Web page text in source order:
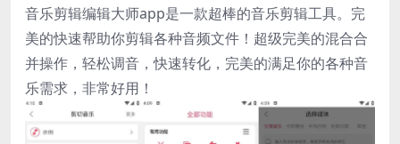
音乐剪辑编辑大师app是一款超棒的音乐剪辑工具。完
美的快速帮助你剪辑各种音频文件！超级完美的混合合
并操作，轻松调音，快速转化，完美的满足你的各种音
乐需求，非常好用！